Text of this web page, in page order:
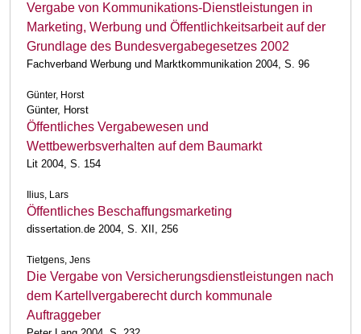
Vergabe von Kommunikations-Dienstleistungen in
Marketing, Werbung und Öffentlichkeitsarbeit auf der
Grundlage des Bundesvergabegesetzes 2002
Fachverband Werbung und Marktkommunikation 2004, S. 96
Günter, Horst
Günter, Horst
Öffentliches Vergabewesen und
Wettbewerbsverhalten auf dem Baumarkt
Lit 2004, S. 154
Ilius, Lars
Öffentliches Beschaffungsmarketing
dissertation.de 2004, S. XII, 256
Tietgens, Jens
Die Vergabe von Versicherungsdienstleistungen nach
dem Kartellvergaberecht durch kommunale
Auftraggeber